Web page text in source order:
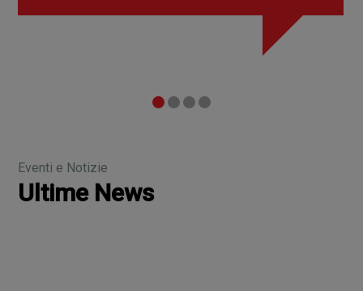
Eventi e Notizie
Ultime News